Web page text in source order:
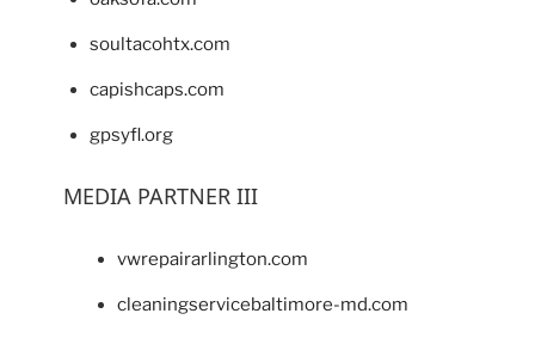
soultacohtx.com
capishcaps.com
gpsyfl.org
MEDIA PARTNER III
vwrepairarlington.com
cleaningservicebaltimore-md.com